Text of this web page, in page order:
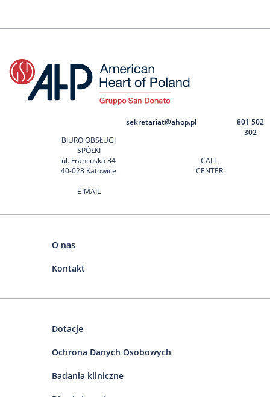
BIURO OBSŁUGI
SPÓŁKI
ul. Francuska 34
40-028 Katowice
E-MAIL
sekretariat@ahop.pl
CALL
CENTER
801 502
302
O nas
Kontakt
Dotacje
Ochrona Danych Osobowych
Badania kliniczne